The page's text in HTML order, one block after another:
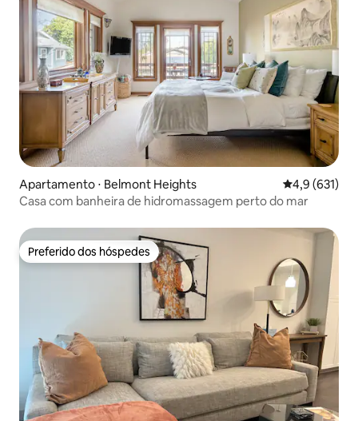
Apartamento ⋅ Belmont Heights 4,9 de uma
4,9 (631)
Casa com banheira de hidromassagem perto do mar
Preferido dos hóspedes
Preferido dos hóspedes